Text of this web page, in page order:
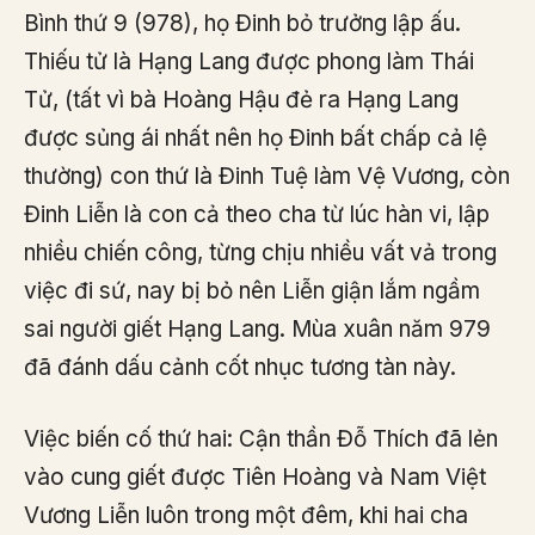
Bình thứ 9 (978), họ Đinh bỏ trưởng lập ấu.
Thiếu tử là Hạng Lang được phong làm Thái
Tử, (tất vì bà Hoàng Hậu đẻ ra Hạng Lang
được sủng ái nhất nên họ Đinh bất chấp cả lệ
thường) con thứ là Đinh Tuệ làm Vệ Vương, còn
Đinh Liễn là con cả theo cha từ lúc hàn vi, lập
nhiều chiến công, từng chịu nhiều vất vả trong
việc đi sứ, nay bị bỏ nên Liễn giận lắm ngầm
sai người giết Hạng Lang. Mùa xuân năm 979
đã đánh dấu cảnh cốt nhục tương tàn này.
Việc biến cố thứ hai: Cận thần Đỗ Thích đã lẻn
vào cung giết được Tiên Hoàng và Nam Việt
Vương Liễn luôn trong một đêm, khi hai cha